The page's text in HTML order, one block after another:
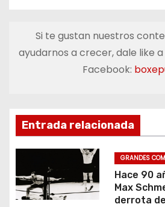
g
c
i
n
Si te gustan nuestros
ayudarnos a crecer, dale like
Facebook:
Entrada relacionada
GRANDES
Hace 90
Max
derrota